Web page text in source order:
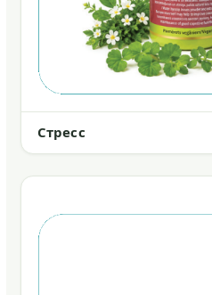
Стресс